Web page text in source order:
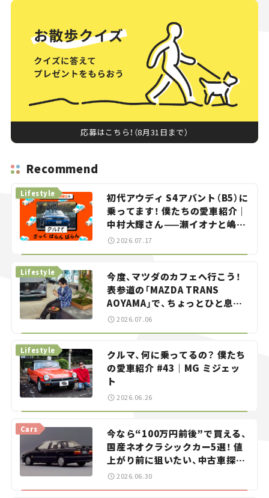
応募はこちら！（8月31日まで）
Recommend
初代アウディ S4アバント（B5）に
乗ってます！ 僕たちの愛車紹介｜
中村大輝さん——瀬イオナと嶋田
智之の「クルマでざっくばらんば
らん！」＃20
Lifestyle
2026.07.17
今度、マツダのカフェへ行こう！
表参道の「MAZDA TRANS
AOYAMA」で、ちょっとひと息。
——連載｜CCGとクルマでどうす
Lifestyle
2026.07.06
クルマ、何に乗ってるの？ 僕たち
の愛車紹介 #43｜MG ミジェッ
ト
Lifestyle
2026.06.26
今なら“100万円前後”で買える、
国産ネオクラシックカー5選！ 値
上がり前に狙いたい、中古車探し
をお手伝い――ちょっとイケてるマ
Cars
2026.06.30